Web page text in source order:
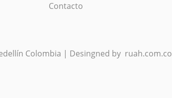
Contacto
Colombia | Desingned by ruah.com.co